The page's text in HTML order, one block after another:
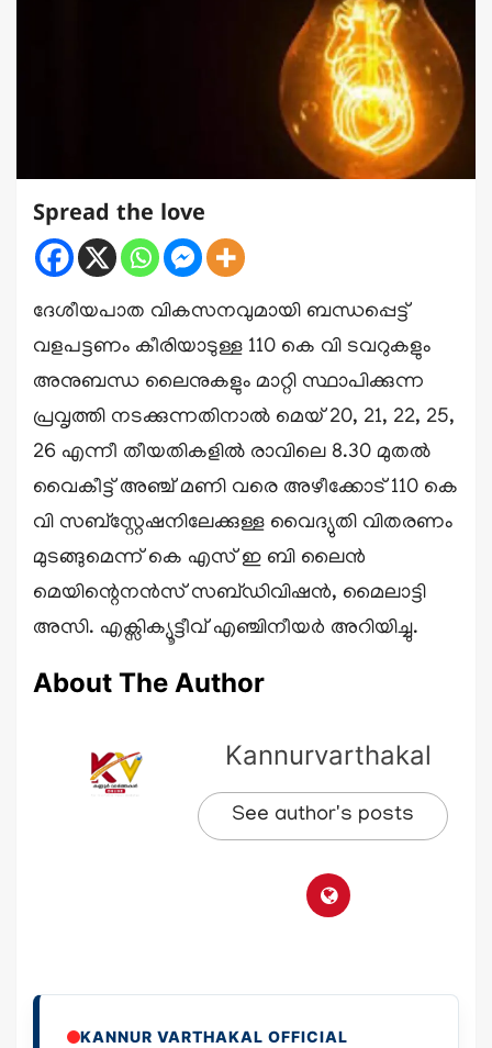
Spread the love
ദേശീയപാത വികസനവുമായി ബന്ധപ്പെട്ട്
വളപട്ടണം കീരിയാടുള്ള 110 കെ വി ടവറുകളും
അനുബന്ധ ലൈനുകളും മാറ്റി സ്ഥാപിക്കുന്ന
പ്രവൃത്തി നടക്കുന്നതിനാൽ മെയ് 20, 21, 22, 25,
26 എന്നീ തീയതികളിൽ രാവിലെ 8.30 മുതൽ
വൈകീട്ട് അഞ്ച് മണി വരെ അഴീക്കോട് 110 കെ
വി സബ്സ്റ്റേഷനിലേക്കുള്ള വൈദ്യുതി വിതരണം
മുടങ്ങുമെന്ന് കെ എസ് ഇ ബി ലൈൻ
മെയിന്റെനൻസ്‌ സബ്ഡിവിഷൻ, മൈലാട്ടി
അസി. എക്സിക്യൂട്ടീവ് എഞ്ചിനീയർ അറിയിച്ചു.
About The Author
Kannurvarthakal
See author's posts
KANNUR VARTHAKAL OFFICIAL